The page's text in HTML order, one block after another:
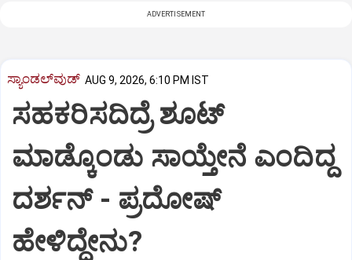
ADVERTISEMENT
ಸ್ಯಾಂಡಲ್‌ವುಡ್‌ AUG 9, 2026, 6:10 PM IST
ಸಹಕರಿಸದಿದ್ರೆ ಶೂಟ್‌
ಮಾಡ್ಕೊಂಡು ಸಾಯ್ತೇನೆ ಎಂದಿದ್ದ
ದರ್ಶನ್‌ - ಪ್ರದೋಷ್‌
ಹೇಳಿದ್ದೇನು?